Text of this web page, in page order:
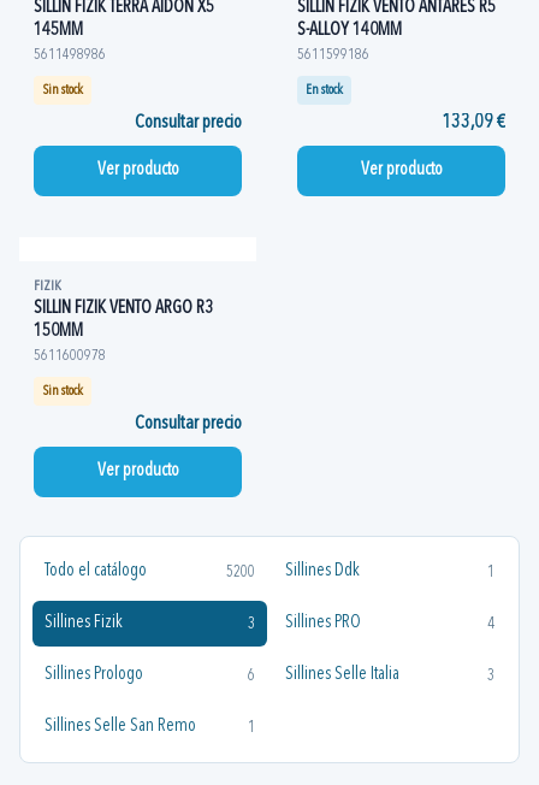
Todo el catálogo 5200 Sillines Ddk 1
Sillines Fizik 3 Sillines PRO 4
Sillines Prologo 6 Sillines Selle Italia 3
Sillines Selle San Remo 1
SILLIN FIZIK TERRA AIDON X5
145MM
5611498986
Sin stock
Consultar precio
Ver producto
SILLIN FIZIK VENTO ANTARES R5
S-ALLOY 140MM
5611599186
En stock
133,09 €
Ver producto
FIZIK
SILLIN FIZIK VENTO ARGO R3
150MM
5611600978
Sin stock
Consultar precio
Ver producto